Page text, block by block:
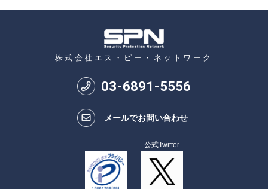
株式会社エス・ピー・ネットワーク
03-6891-5556
メールでお問い合わせ
公式Twitter